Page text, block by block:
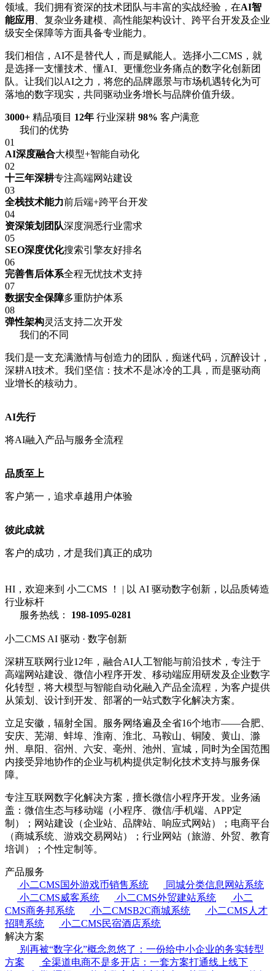
领域。我们拥有资深的技术团队与丰富的实战经验，在AI智
能应用
、复杂业务建模、高性能架构设计、跨平台开发及企业
级安全保障等方面具备专业能力。
我们相信，AI不是替代人，而是赋能人。选择小二CMS，就
是选择一支懂技术、懂AI、更懂您业务痛点的数字化创新团
队。让我们以AI之力，将您的品牌愿景与市场机遇转化为可
落地的数字现实，共同驱动业务增长与品牌价值升级。
3000+ 精品项目 12年 行业深耕 98% 客户满意
我们的优势
01
AI深度融合大模型+智能自动化
02
十三年深耕专注高端网站建设
03
全栈技术能力前后端+跨平台开发
04
资深策划团队深度洞悉行业需求
05
SEO深度优化搜索引擎友好排名
06
完善售后体系全程无忧技术支持
07
数据安全保障多重防护体系
08
弹性架构灵活支持二次开发
我们的不同
我们是一支充满激情与创造力的团队，痴迷代码，沉醉设计，
深耕AI技术。我们坚信：技术不是冰冷的工具，而是驱动商
业增长的核动力。
AI先行
将AI融入产品与服务全流程
品质至上
客户第一，追求卓越用户体验
彼此成就
客户的成功，才是我们真正的成功
HI，欢迎来到 小二CMS ！ | 以 AI 驱动数字创新，以品质铸造
行业标杆
服务热线：
198-1095-0281
小二CMS AI 驱动 · 数字创新
深耕互联网行业12年，融合AI人工智能与前沿技术，专注于
高端网站建设、微信小程序开发、移动端应用研发及企业数字
化转型，将大模型与智能自动化融入产品全流程，为客户提供
从策划、设计到开发、部署的一站式数字化解决方案。
立足安徽，辐射全国。服务网络遍及全省16个地市——合肥、
安庆、芜湖、蚌埠、淮南、淮北、马鞍山、铜陵、黄山、滁
州、阜阳、宿州、六安、亳州、池州、宣城，同时为全国范围
内接受异地协作的企业与机构提供定制化技术支持与服务保
障。
专注互联网数字化解决方案，擅长微信小程序开发。业务涵
盖：微信生态与移动端（小程序、微信/手机端、APP定
制）；网站建设（企业站、品牌站、响应式网站）；电商平台
（商城系统、游戏交易网站）；行业网站（旅游、外贸、教育
培训）；个性定制等。
产品服务
小二CMS国外游戏币销售系统
同城分类信息网站系统
小二CMS威客系统
小二CMS外贸建站系统
小二
CMS商务邦系统
小二CMSB2C商城系统
小二CMS人才
招聘系统
小二CMS民宿酒店系统
解决方案
别再被“数字化”概念忽悠了：一份给中小企业的务实转型
方案
全渠道电商不是多开店：一套方案打通线上线下